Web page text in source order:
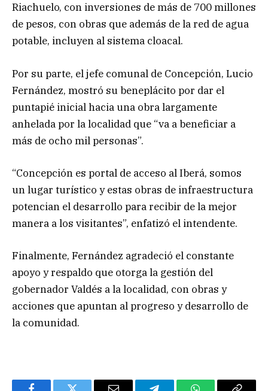
Riachuelo, con inversiones de más de 700 millones
de pesos, con obras que además de la red de agua
potable, incluyen al sistema cloacal.
Por su parte, el jefe comunal de Concepción, Lucio
Fernández, mostró su beneplácito por dar el
puntapié inicial hacia una obra largamente
anhelada por la localidad que “va a beneficiar a
más de ocho mil personas”.
“Concepción es portal de acceso al Iberá, somos
un lugar turístico y estas obras de infraestructura
potencian el desarrollo para recibir de la mejor
manera a los visitantes”, enfatizó el intendente.
Finalmente, Fernández agradeció el constante
apoyo y respaldo que otorga la gestión del
gobernador Valdés a la localidad, con obras y
acciones que apuntan al progreso y desarrollo de
la comunidad.